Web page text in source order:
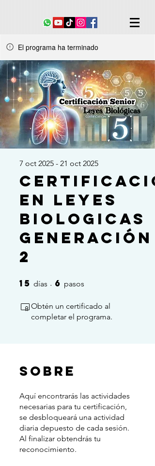
El programa ha terminado
en Leyes
Biologicas
Generación
2
7 oct 2025 - 21 oct 2025
15 días 15 días
6 pasos
Obtén un certificado al
completar el programa.
Sobre
Aquí encontrarás las actividades
necesarias para tu certificación,
se desbloqueará una actividad
diaria depuesto de cada sesión.
Al finalizar obtendrás tu
reconocimiento.